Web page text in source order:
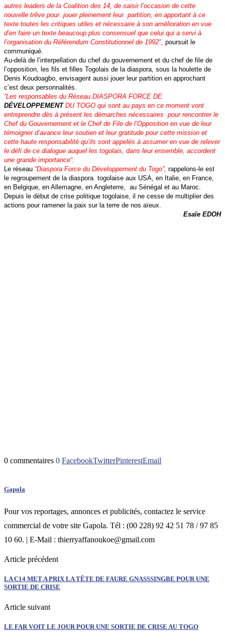
autres leaders de la Coalition des 14, de saisir l’occasion de cette
nouvelle trêve pour jouer pleinement leur partition, en apportant à ce
texte toutes les critiques utiles et nécessaire à son amélioration en vue
d’en faire un texte beaucoup plus consensuel que celui qui a servi à
l’organisation du Référendum Constitutionnel de 1992″ poursuit le
communiqué.
Au-delà de l’interpellation du chef du gouvernement et du chef de file de
l’opposition, les fils et filles Togolais de la diaspora, sous la houlette de
Denis Koudoagbo, envisagent aussi jouer leur partition en approchant
c’est deux personnalités.
“Les responsables du Réseau DIASPORA FORCE DE
DÉVELOPPEMENTDU TOGO qui sont au pays en ce moment vont
entreprendre dès à présent les démarches nécessaires pour rencontrer le
Chef du Gouvernement et le Chef de File de l’Opposition en vue de leur
témoigner d’avance leur soutien et leur gratitude pour cette mission et
cette haute responsabilité qu’ils sont appelés à assumer en vue de relever
le défi de ce dialogue auquel les togolais, dans leur ensemble, accordent
une grande importance“.
Le réseau “Diaspora Force du Développement du Togo”, rappelons-le est
le regroupement de la diaspora togolaise aux USA, en Italie, en France,
en Belgique, en Allemagne, en Angleterre, au Sénégal et au Maroc.
Depuis le début de crise politique togolaise, il ne cesse de multiplier des
actions pour ramener la paix sur la terre de nos aïeux.
Esaïe EDOH
0 commentaires 0 FacebookTwitterPinterestEmail
Gapola
Pour vos reportages, annonces et publicités, contactez le service
commercial de votre site Gapola. Tél : (00 228) 92 42 51 78 / 97 85
10 60. | E-Mail : thierryaffanoukoe@gmail.com
Article précédent
LA C14 MET A PRIX LA TÊTE DE FAURE GNASSSINGBE POUR UNE
SORTIE DE CRISE
Article suivant
LE FAR VOIT LE JOUR POUR UNE SORTIE DE CRISE AU TOGO